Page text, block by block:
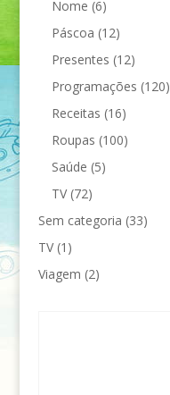
Nome (6)
Páscoa (12)
Presentes (12)
Programações (120)
Receitas (16)
Roupas (100)
Saúde (5)
TV(72)
Sem categoria (33)
TV(1)
Viagem (2)